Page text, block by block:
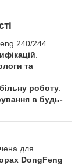
240/244.
.
та
роботу.
в будь-
для
DongFeng